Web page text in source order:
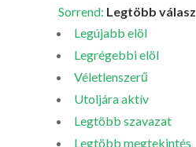
Sorrend: Legtöbb válasz
Legújabb elöl
Legrégebbi elöl
Véletlenszerű
Utoljára aktív
Legtöbb szavazat
Legtöbb megtekintés